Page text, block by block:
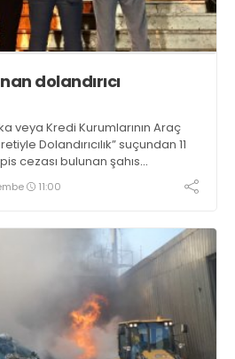
dolandırıcı
veya Kredi Kurumlarının Araç
Dolandırıcılık” suçundan 11
cezası bulunan şahıs
11:00